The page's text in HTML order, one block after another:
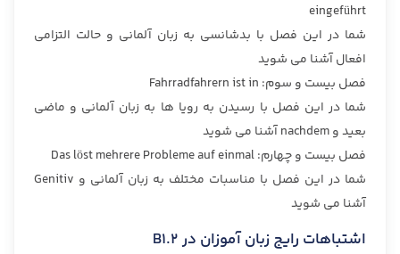
eingeführt
شما در این فصل با بدشانسی به زبان آلمانی و حالت التزامی
افعال آشنا می شوید
فصل بیست و سوم: Fahrradfahrern ist in
شما در این فصل با رسیدن به رویا ها به زبان آلمانی و ماضی
بعید و nachdem آشنا می شوید
فصل بیست و چهارم: Das löst mehrere Probleme auf einmal
شما در این فصل با مناسبات مختلف به زبان آلمانی و Genitiv
آشنا می شوید
اشتباهات رايج زبان آموزان در B1.2